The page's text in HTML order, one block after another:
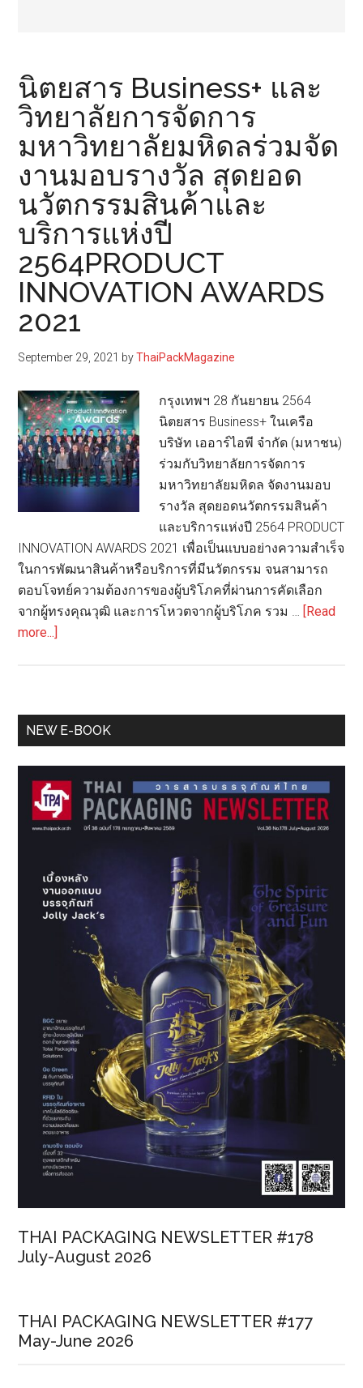
นิตยสาร Business+ และ
วิทยาลัยการจัดการ
มหาวิทยาลัยมหิดลร่วมจัด
งานมอบรางวัล สุดยอด
นวัตกรรมสินค้าและ
บริการแห่งปี
2564PRODUCT
INNOVATION AWARDS
2021
September 29, 2021 byThaiPackMagazine
กรุงเทพฯ 28 กันยายน 2564
นิตยสาร Business+ ในเครือ
บริษัท เออาร์ไอพี จำกัด (มหาชน)
ร่วมกับวิทยาลัยการจัดการ
มหาวิทยาลัยมหิดล จัดงานมอบ
รางวัล สุดยอดนวัตกรรมสินค้า
และบริการแห่งปี 2564 PRODUCT
INNOVATION AWARDS 2021 เพื่อเป็นแบบอย่างความสำเร็จ
ในการพัฒนาสินค้าหรือบริการที่มีนวัตกรรม จนสามารถ
ตอบโจทย์ความต้องการของผู้บริโภคที่ผ่านการคัดเลือก
จากผู้ทรงคุณวุฒิ และการโหวตจากผู้บริโภค รวม …
[Read
more...]
วิทยาลัย
การ
มหาวิทยาลัย
มหิดล
ร่วม
มอบ
รางวัล
ยอด
นวัตกรรม
บริการ
แห่ง
ปี
2564PRODUCT
INNOVATION
AWARDS
2021
Primary
NEW E-BOOK
THAI PACKAGING NEWSLETTER #178
July-August 2026
THAI PACKAGING NEWSLETTER #177
May-June 2026